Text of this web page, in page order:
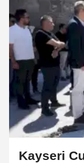
Kayseri